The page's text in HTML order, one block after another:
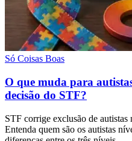
Só Coisas Boas
O que muda para
decisão do STF?
STF corrige exclusão de
Entenda quem são os autistas